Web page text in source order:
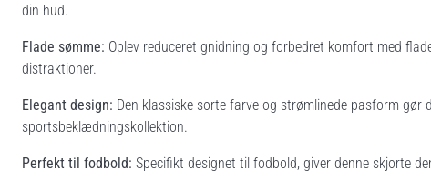
din hud.
Flade sømme: Oplev reduceret gnidning og forbedret komfort med
distraktioner.
Elegant design: Den klassiske sorte farve og strømlinede pasform
sportsbeklædningskollektion.
Perfekt til fodbold: Specifikt designet til fodbold, giver denne skjorte